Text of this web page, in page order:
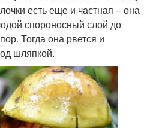
есть еще и частная – она
спороносный слой до
Тогда она рвется и
шляпкой.